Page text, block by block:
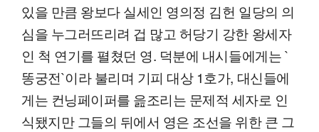
있을 만큼 왕보다 실세인 영의정 김헌 일당의 의
심을 누그러뜨리려 겁 많고 허당기 강한 왕세자
인 척 연기를 펼쳤던 영. 덕분에 내시들에게는 `
똥궁전`이라 불리며 기피 대상 1호가, 대신들에
게는 컨닝페이퍼를 읊조리는 문제적 세자로 인
식됐지만 그들의 뒤에서 영은 조선을 위한 큰 그